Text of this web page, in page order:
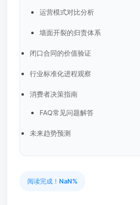
运营模式对比分析
墙面开裂的归责体系
闭口合同的价值验证
行业标准化进程观察
消费者决策指南
FAQ常见问题解答
未来趋势预测
阅读完成！ NaN%